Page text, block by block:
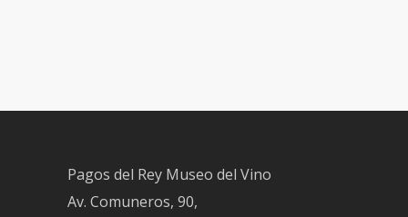
Pagos del Rey Museo del Vino
Av. Comuneros, 90,